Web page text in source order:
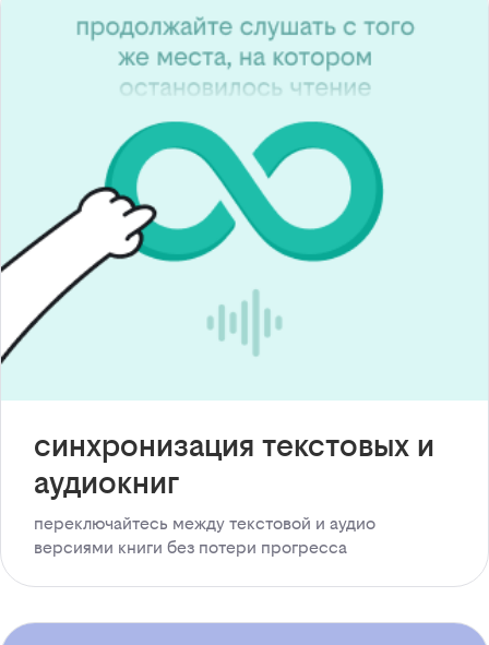
синхронизация текстовых и
аудиокниг
переключайтесь между текстовой и аудио
версиями книги без потери прогресса